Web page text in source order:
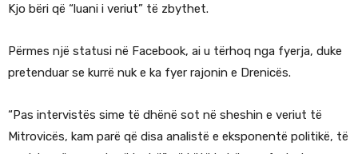
Kjo bëri që “luani i veriut” të zbythet.
Përmes një statusi në Facebook, ai u tërhoq nga fyerja, duke
pretenduar se kurrë nuk e ka fyer rajonin e Drenicës.
“Pas intervistës sime të dhënë sot në sheshin e veriut të
Mitrovicës, kam parë që disa analistë e eksponentë politikë, të